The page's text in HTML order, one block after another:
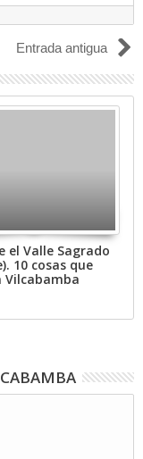
Entrada antigua
el Valle Sagrado
10 cosas que
Vilcabamba